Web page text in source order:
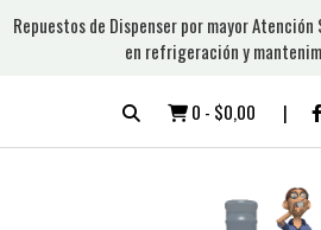
Repuestos de Dispenser por mayor
en refrigeración y
0 - $0,00